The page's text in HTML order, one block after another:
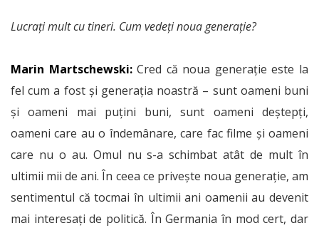
Lucrați mult cu tineri. Cum vedeți noua generație?
Marin Martschewski:Cred că noua generație este la
fel cum a fost și generația noastră – sunt oameni buni
și oameni mai puțini buni, sunt oameni deștepți,
oameni care au o îndemânare, care fac filme și oameni
care nu o au. Omul nu s-a schimbat atât de mult în
ultimii mii de ani. În ceea ce privește noua generație, am
sentimentul că tocmai în ultimii ani oamenii au devenit
mai interesați de politică. În Germania în mod cert, dar